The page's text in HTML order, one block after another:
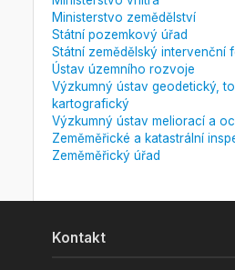
Ministerstvo zemědělství
Státní pozemkový úřad
Státní zemědělský intervenční
Ústav územního rozvoje
Výzkumný ústav geodetický,
kartografický
Výzkumný ústav meliorací a
Zeměměřické a katastrální
Zeměměřický úřad
Kontakt